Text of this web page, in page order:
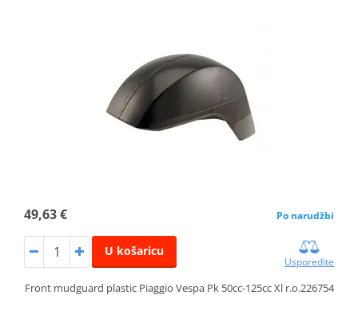
49,63 € Po narudžbi
U košaricu
Usporedite
Front mudguard plastic Piaggio Vespa Pk 50cc-125cc Xl r.o.226754